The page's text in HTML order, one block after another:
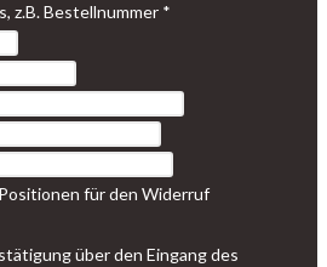
z.B. Bestellnummer *
für den Widerruf
über den Eingang des